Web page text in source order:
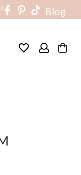
Blog
favorite_border